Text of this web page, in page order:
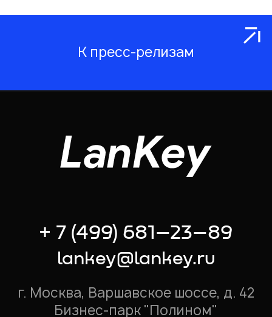
К пресс-релизам
г. Москва, Варшавское шоссе, д. 42
Бизнес-парк "Полином"
+ 7 (499) 681–23–89
lankey@lankey.ru